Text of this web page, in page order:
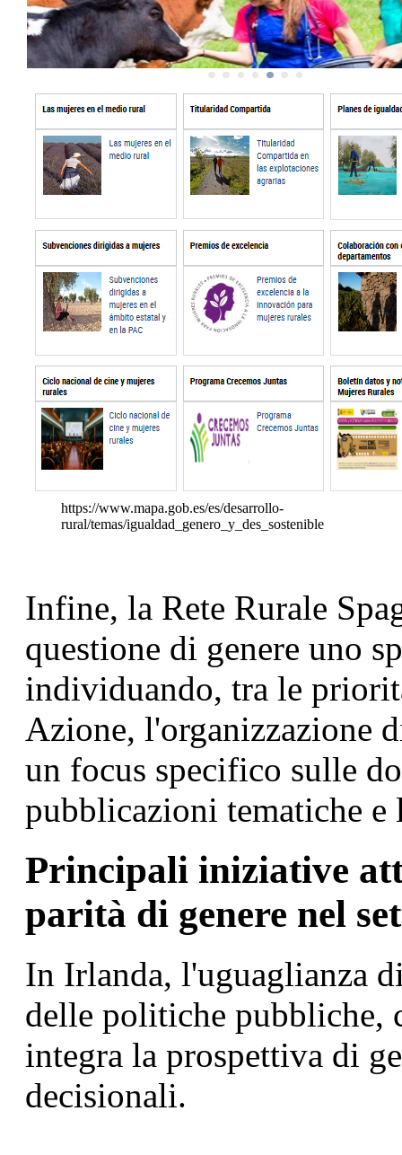
https://www.mapa.gob.es/es/desarrollo-
rural/temas/igualdad_genero_y_des_sostenible
Infine, la Rete Rurale
questione di genere uno
individuando, tra le
Azione, l'organizzazione
un focus specifico sulle
pubblicazioni tematiche
Principali iniziative
parità di genere nel
In Irlanda, l'uguaglianza
delle politiche pubbliche,
integra la prospettiva di
decisionali.